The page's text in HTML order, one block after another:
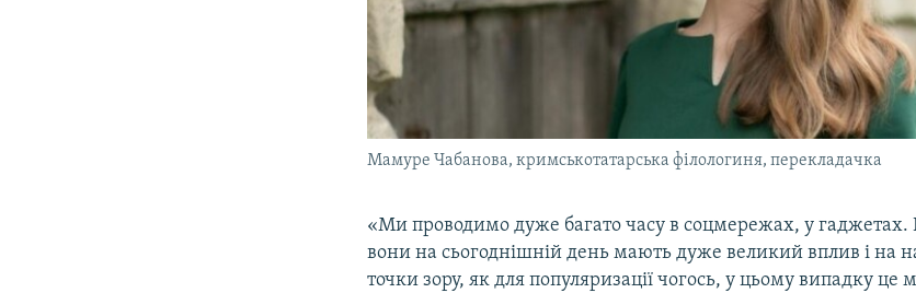
Мамуре Чабанова, кримськотатарська філологиня, перекладачка
«Ми проводимо дуже багато часу в соцмережах, у гаджетах.
вони на сьогоднішній день мають дуже великий вплив і на
точки зору, як для популяризації чогось, у цьому випадку